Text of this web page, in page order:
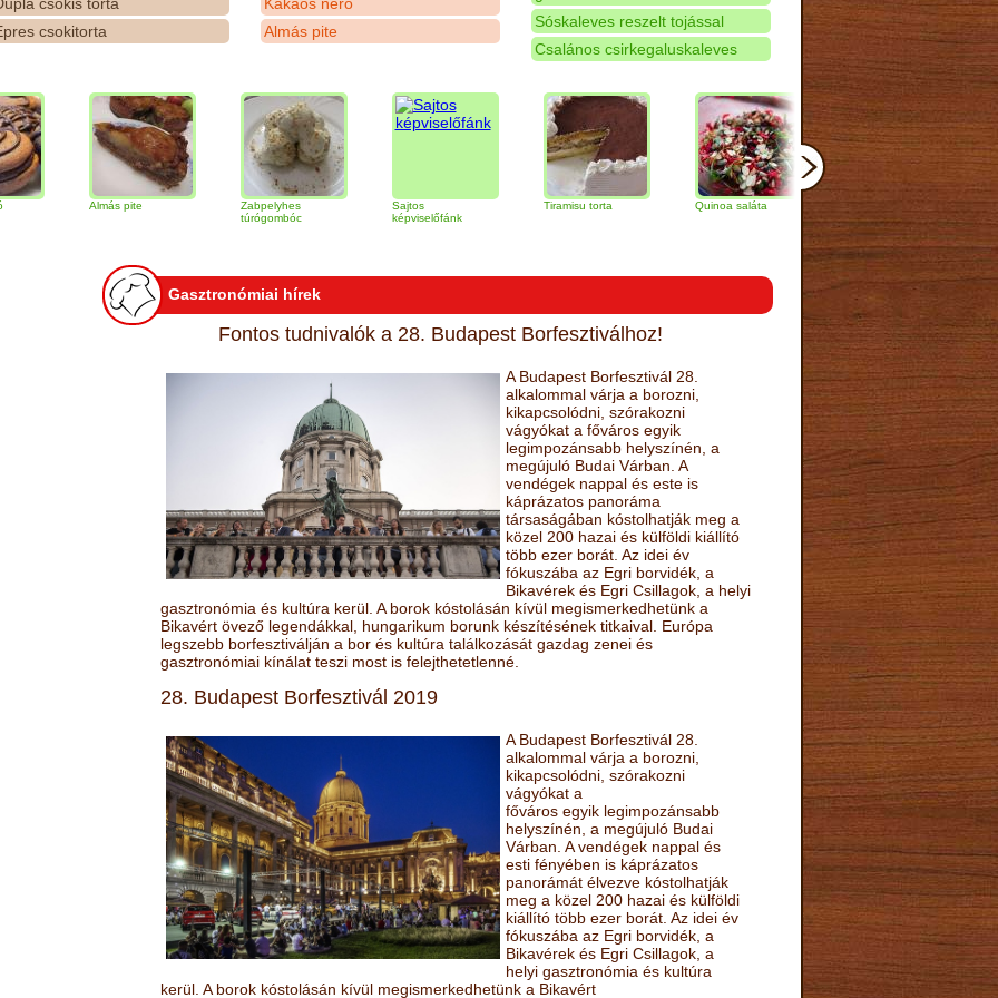
csokitorta
Almás pite
Sóskaleves reszelt tojással
Csalános csirkegaluskaleves
Almás pite
Zabpelyhes
túrógombóc
képviselőfánk
Tiramisu torta Quinoa saláta Mandulás kifli
narancs
Gasztronómiai hírek
Fontos tudnivalók a 28. Budapest Borfesztiválhoz!
A Budapest Borfesztivál 28.
alkalommal várja a borozni,
kikapcsolódni, szórakozni
vágyókat a főváros egyik
legimpozánsabb helyszínén, a
megújuló Budai Várban. A
vendégek nappal és este is
káprázatos panoráma
társaságában kóstolhatják meg a
közel 200 hazai és külföldi kiállító
több ezer borát. Az idei év
fókuszába az Egri borvidék, a
Bikavérek és Egri Csillagok, a helyi
gasztronómia és kultúra kerül. A borok kóstolásán kívül megismerkedhetünk a
Bikavért övező legendákkal, hungarikum borunk készítésének titkaival. Európa
legszebb borfesztiválján a bor és kultúra találkozását gazdag zenei és
gasztronómiai kínálat teszi most is felejthetetlenné.
28. Budapest Borfesztivál 2019
A Budapest Borfesztivál 28.
alkalommal várja a borozni,
kikapcsolódni, szórakozni
vágyókat a
főváros egyik legimpozánsabb
helyszínén, a megújuló Budai
Várban. A vendégek nappal és
esti fényében is káprázatos
panorámát élvezve kóstolhatják
meg a közel 200 hazai és külföldi
kiállító több ezer borát. Az idei év
fókuszába az Egri borvidék, a
Bikavérek és Egri Csillagok, a
helyi gasztronómia és kultúra
kerül. A borok kóstolásán kívül megismerkedhetünk a Bikavért